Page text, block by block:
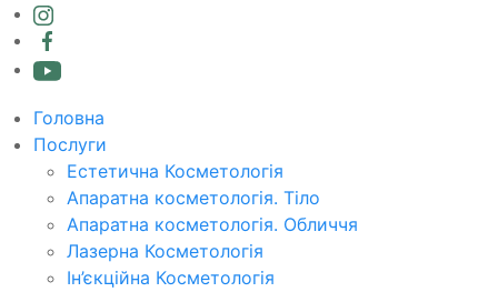
Головна
Послуги
Естетична Косметологія
Апаратна косметологія. Тіло
Апаратна косметологія. Обличчя
Лазерна Косметологія
Ін’єкційна Косметологія